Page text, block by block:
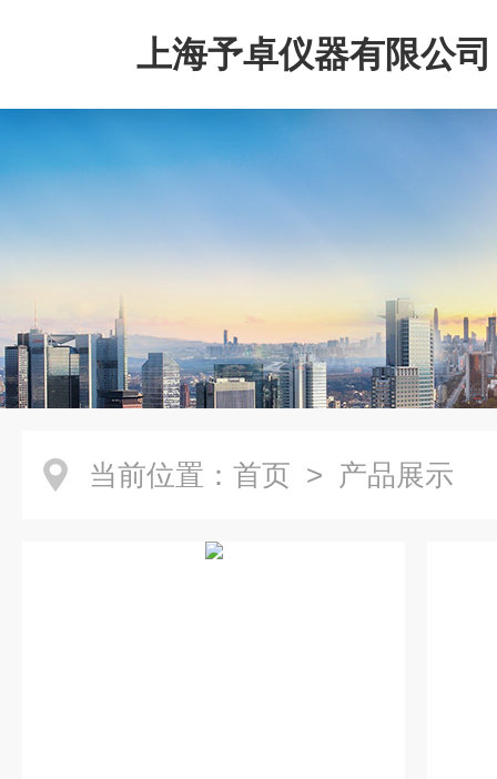
上海予卓仪器有限公司
当前位置： 首页 > 产品展示